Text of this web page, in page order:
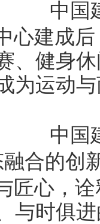
心建成
、健身
为运动
合的创
匠心，
与时俱